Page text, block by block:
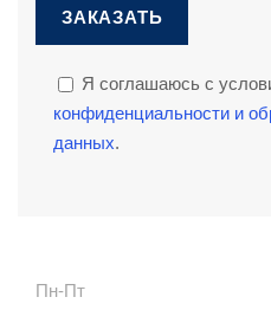
Я соглашаюсь с
конфиденциальности и
данных.
Пн-Пт